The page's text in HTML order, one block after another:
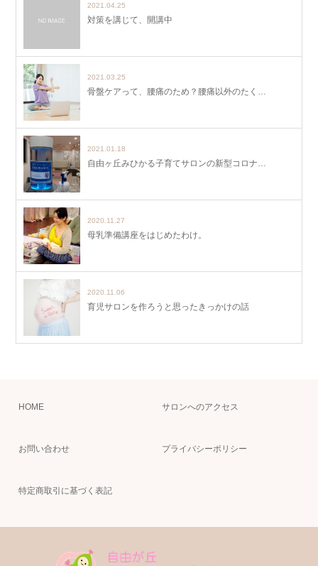
2021.04.25
対策を講じて、開講中
2021.03.25
骨盤ケアって、腰痛のため？腰痛以外のたく…
2021.01.18
自由ヶ丘みひかる子育てサロンの新型コロナ…
2020.11.27
母乳準備講座をはじめたわけ。
2020.11.06
育児サロンを作ろうと思ったきっかけの話
HOME サロンへのアクセス
お問い合わせ プライバシーポリシー
特定商取引に基づく表記